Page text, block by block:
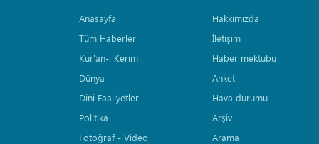
Anasayfa
Tüm Haberler
Kur'an-ı Kerim
Dünya
Dini Faaliyetler
Politika
Fotoğraf - Video
Hakkımızda
İletişim
Haber mektubu
Anket
Hava durumu
Arşiv
Arama